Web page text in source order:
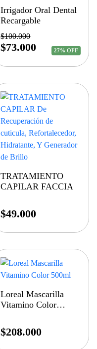
Irrigador Oral Dental
Recargable
$100.000
$73.000 27% OFF
TRATAMIENTO
CAPILAR FACCIA
$49.000
Loreal Mascarilla
Vitamino Color
$208.000